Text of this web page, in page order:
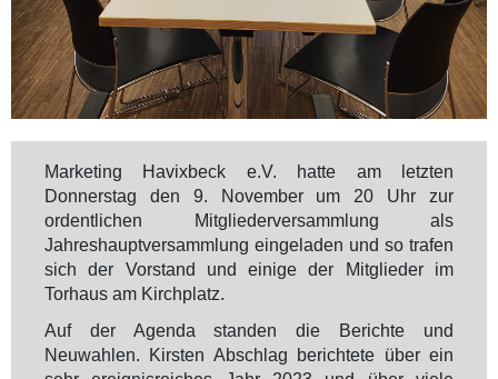
Marketing Havixbeck e.V. hatte am letzten
Donnerstag den 9. November um 20 Uhr zur
ordentlichen Mitgliederversammlung als
Jahreshauptversammlung eingeladen und so trafen
sich der Vorstand und einige der Mitglieder im
Torhaus am Kirchplatz.
Auf der Agenda standen die Berichte und
Neuwahlen. Kirsten Abschlag berichtete über ein